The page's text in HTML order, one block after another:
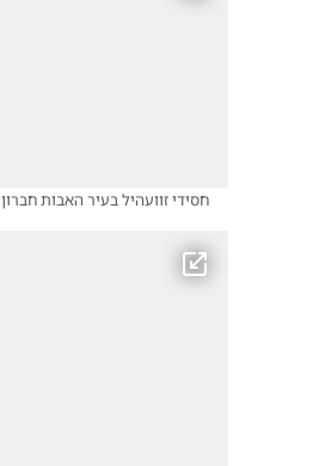
חסידי זוועהיל בעיר האבות חברון